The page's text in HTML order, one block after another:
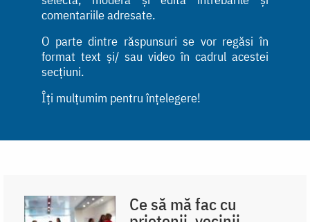
comentariile adresate.
O parte dintre răspunsuri se vor regăsi în
format text și/ sau video în cadrul acestei
secțiuni.
Îți mulțumim pentru înțelegere!
Ce să mă fac cu